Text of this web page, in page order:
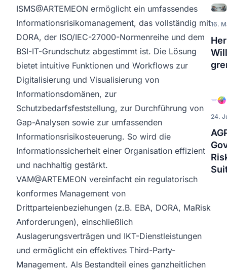
ISMS@ARTEMEON ermöglicht ein umfassendes
Informationsrisikomanagement, das vollständig mit
DORA, der ISO/IEC-27000-Normenreihe und dem
BSI-IT-Grundschutz abgestimmt ist. Die Lösung
bietet intuitive Funktionen und Workflows zur
Digitalisierung und Visualisierung von
Informationsdomänen, zur
Schutzbedarfsfeststellung, zur Durchführung von
Gap-Analysen sowie zur umfassenden
Informationsrisikosteuerung. So wird die
Informationssicherheit einer Organisation effizient
und nachhaltig gestärkt.
VAM@ARTEMEON vereinfacht ein regulatorisch
konformes Management von
Drittparteienbeziehungen (z.B. EBA, DORA, MaRisk
Anforderungen), einschließlich
Auslagerungsverträgen und IKT-Dienstleistungen
und ermöglicht ein effektives Third-Party-
Management. Als Bestandteil eines ganzheitlichen
16.
24.